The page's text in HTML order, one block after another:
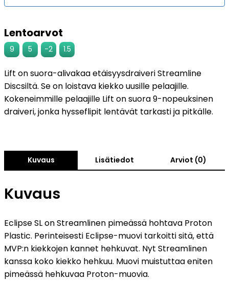
Lentoarvot
9 5 -2 1.5
Lift on suora-alivakaa etäisyysdraiveri Streamline
Discsiltä. Se on loistava kiekko uusille pelaajille.
Kokeneimmille pelaajille Lift on suora 9-nopeuksinen
draiveri, jonka hysseflipit lentävät tarkasti ja pitkälle.
Kuvaus Lisätiedot Arviot (0)
Kuvaus
Eclipse SL on Streamlinen pimeässä hohtava Proton
Plastic. Perinteisesti Eclipse-muovi tarkoitti sitä, että
MVP:n kiekkojen kannet hehkuvat. Nyt Streamlinen
kanssa koko kiekko hehkuu. Muovi muistuttaa eniten
pimeässä hehkuvaa Proton-muovia.